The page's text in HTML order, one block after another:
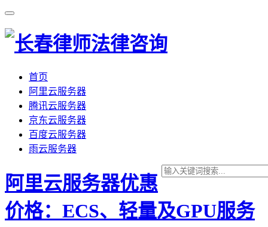
首页
阿里云服务器
腾讯云服务器
京东云服务器
百度云服务器
雨云服务器
阿里云服务器优惠
价格：ECS、轻量及GPU服务